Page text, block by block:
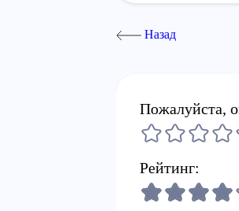
Назад
Пожалуйста,
Рейтинг: